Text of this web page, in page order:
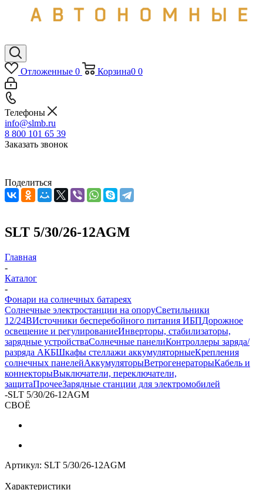
Отложенные 0 Корзина0 0
Телефоны
info@slmb.ru
8 800 101 65 39
Заказать звонок
Поделиться
SLT 5/30/26-12AGM
Главная
-
Каталог
-
Фонари на солнечных батареях
Солнечные электростанции на опоруСветильники
12/24ВИсточники бесперебойного питания ИБПДорожное
освещение и регулированиеИнверторы, стабилизаторы,
зарядные устройстваСолнечные панелиКонтроллеры заряда/
разряда АКБШкафы стеллажи аккумуляторныеКрепления
солнечных панелейАккумуляторыВетрогенераторыКабель и
коннекторыВыключатели, переключатели,
защитаПрочееЗарядные станции для электромобилей
-SLT 5/30/26-12AGM
СВОЁ
Артикул: SLT 5/30/26-12AGM
Характеристики